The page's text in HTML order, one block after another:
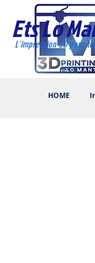
Ets Lo
HOME
L'impression 3D pour